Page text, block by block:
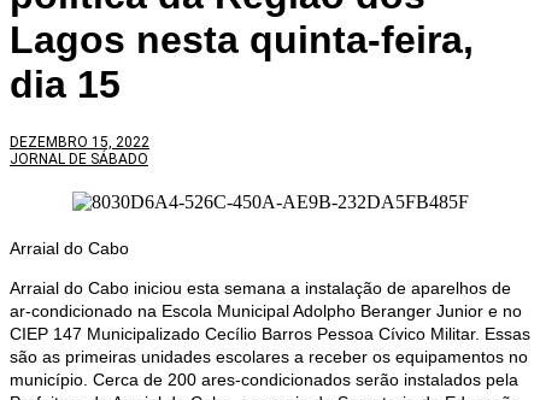
Lagos nesta quinta-feira,
dia 15
DEZEMBRO 15, 2022
JORNAL DE SÁBADO
Arraial do Cabo
Arraial do Cabo iniciou esta semana a instalação de aparelhos de
ar-condicionado na Escola Municipal Adolpho Beranger Junior e no
CIEP 147 Municipalizado Cecílio Barros Pessoa Cívico Militar. Essas
são as primeiras unidades escolares a receber os equipamentos no
município. Cerca de 200 ares-condicionados serão instalados pela